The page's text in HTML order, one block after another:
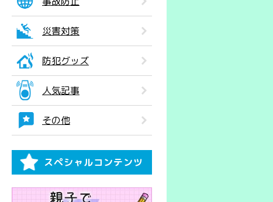
災害対策
防犯グッズ
人気記事
その他
スペシャルコンテンツ